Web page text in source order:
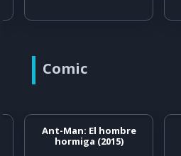
Comic
Ant-Man: El hombre
hormiga (2015)